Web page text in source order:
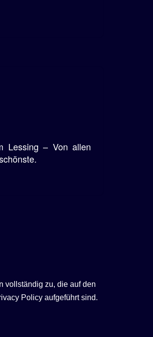
Lessing – Von allen
vollständig zu, die auf den
Policy aufgeführt sind.